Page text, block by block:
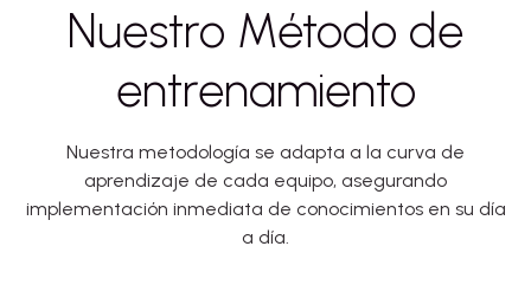
Nuestro Método de
entrenamiento
Nuestra metodología se adapta a la curva de
aprendizaje de cada equipo, asegurando
implementación inmediata de conocimientos en su día
a día.